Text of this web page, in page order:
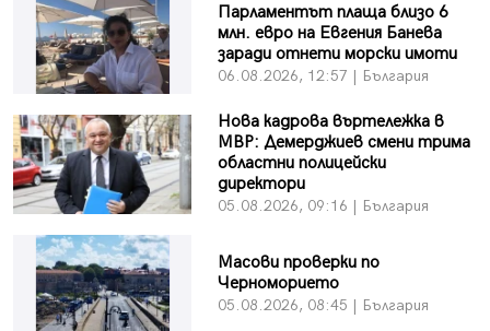
Парламентът плаща близо 6
млн. евро на Евгения Банева
заради отнети морски имоти
06.08.2026, 12:57 | България
Нова кадрова въртележка в
МВР: Демерджиев смени трима
областни полицейски
директори
05.08.2026, 09:16 | България
Масови проверки по
Черноморието
05.08.2026, 08:45 | България